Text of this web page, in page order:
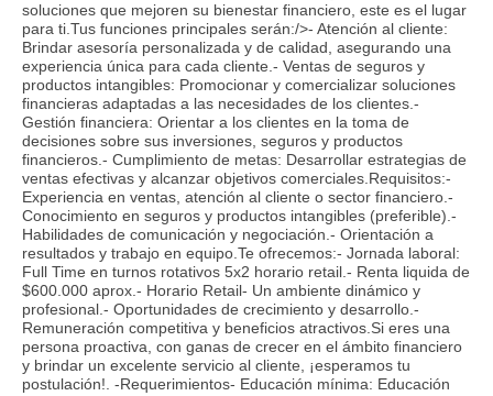
soluciones que mejoren su bienestar financiero, este es el lugar
para ti.Tus funciones principales serán:/>- Atención al cliente:
Brindar asesoría personalizada y de calidad, asegurando una
experiencia única para cada cliente.- Ventas de seguros y
productos intangibles: Promocionar y comercializar soluciones
financieras adaptadas a las necesidades de los clientes.-
Gestión financiera: Orientar a los clientes en la toma de
decisiones sobre sus inversiones, seguros y productos
financieros.- Cumplimiento de metas: Desarrollar estrategias de
ventas efectivas y alcanzar objetivos comerciales.Requisitos:-
Experiencia en ventas, atención al cliente o sector financiero.-
Conocimiento en seguros y productos intangibles (preferible).-
Habilidades de comunicación y negociación.- Orientación a
resultados y trabajo en equipo.Te ofrecemos:- Jornada laboral:
Full Time en turnos rotativos 5x2 horario retail.- Renta liquida de
$600.000 aprox.- Horario Retail- Un ambiente dinámico y
profesional.- Oportunidades de crecimiento y desarrollo.-
Remuneración competitiva y beneficios atractivos.Si eres una
persona proactiva, con ganas de crecer en el ámbito financiero
y brindar un excelente servicio al cliente, ¡esperamos tu
postulación!. -Requerimientos- Educación mínima: Educación